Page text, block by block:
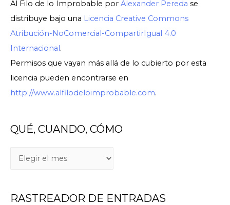
Al Filo de lo Improbable por Alexander Pereda se
distribuye bajo una Licencia Creative Commons
Atribución-NoComercial-CompartirIgual 4.0
Internacional.
Permisos que vayan más allá de lo cubierto por esta
licencia pueden encontrarse en
http://www.alfilodeloimprobable.com.
QUÉ, CUANDO, CÓMO
RASTREADOR DE ENTRADAS